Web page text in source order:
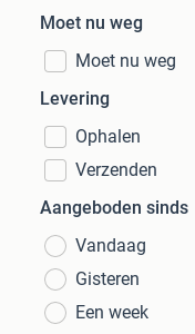
Moet nu weg
Moet nu weg
Levering
Ophalen
Verzenden
Aangeboden sinds
Vandaag
Gisteren
Een week